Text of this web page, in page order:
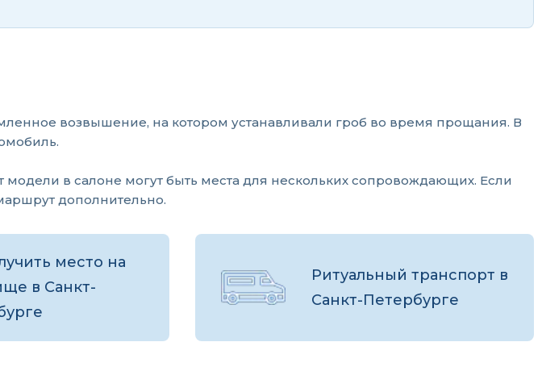
возвышение, на котором устанавливали гроб во время прощания. В
в салоне могут быть места для нескольких сопровождающих. Если
дополнительно.
место на
в Санкт-
Ритуальный транспорт в
Санкт-Петербурге